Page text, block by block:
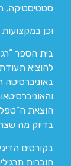
סטטיסטיקה,
וכן במקצועות
בית הספר
להוציא
הוצאת
בדיוק מה
בקורסים
חוברות